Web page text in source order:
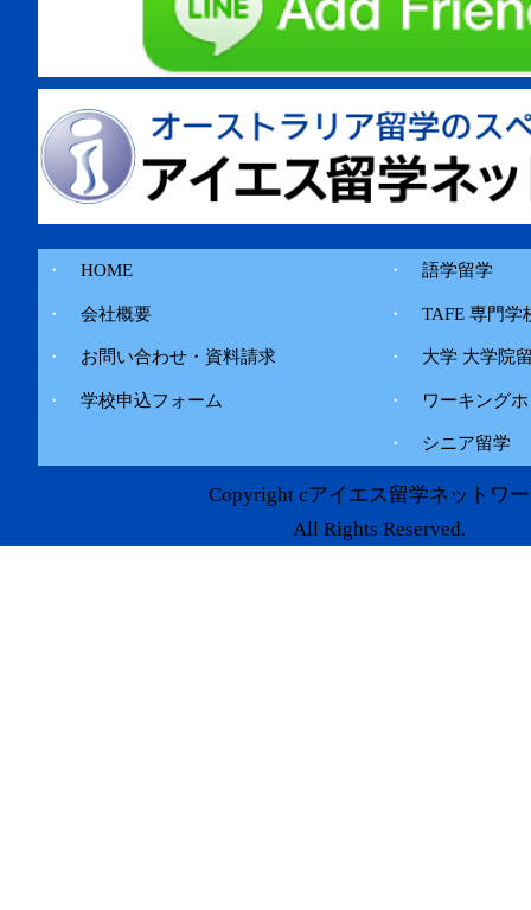
・ HOME ・ 語学留学
・ 会社概要 ・ TAFE 専門学
・ お問い合わせ・資料請求 ・ 大学 大学院
・ 学校申込フォーム ・ ワーキング
・ シニア留学
Copyright cアイエス留学ネットワ
All Rights Reserved.